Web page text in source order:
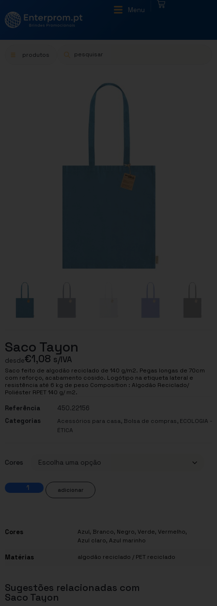
Menu
produtos
Saco Tayon
desde€1,08 s/IVA
Saco feito de algodão reciclado de 140 g/m2. Pegas longas de 70cm
com reforço, acabamento cosido. Logótipo na etiqueta lateral e
resistência até 6 kg de peso Composition : Algodão Reciclado/
Poliéster RPET 140 g/ m2.
Referência
450.22156
Categorias
Acessórios para casa, Bolsa de compras, ECOLOGIA -
ÉTICA
Cores
adicionar
Cores Azul, Branco, Negro, Verde, Vermelho,
Azul claro, Azul marinho
Matérias algodão reciclado / PET reciclado
Sugestões relacionadas com
Saco Tayon